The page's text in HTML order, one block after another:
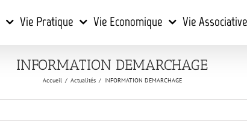
Vie Pratique Vie Economique Vie Associative
INFORMATION DEMARCHAGE
Accueil / Actualités / INFORMATION DEMARCHAGE